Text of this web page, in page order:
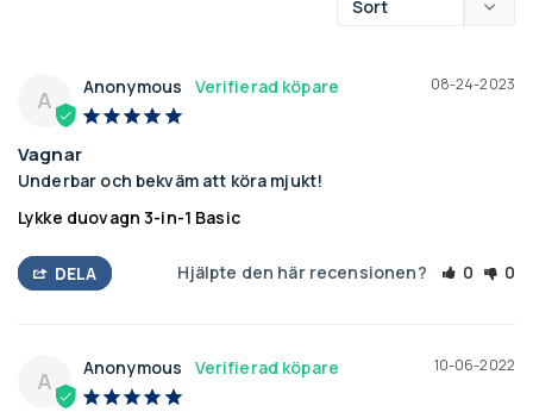
A
08-24-2023
Anonymous
Vagnar
Underbar och bekväm att köra mjukt!
Lykke duovagn 3-in-1 Basic
DELA Hjälpte den här recensionen? 0 0
A
10-06-2022
Anonymous